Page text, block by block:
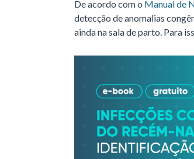
De acordo com o Manual de
detecção de anomalias
ainda na sala de parto. Para